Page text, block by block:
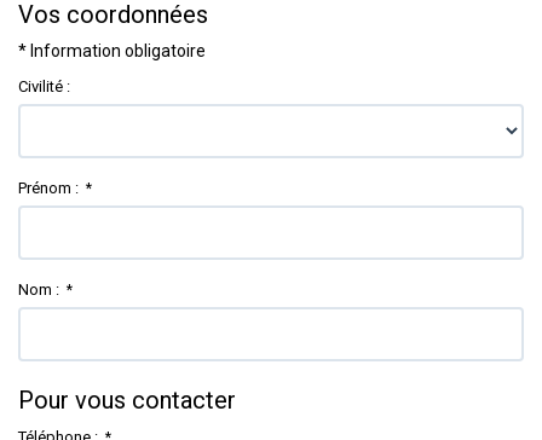
Vos coordonnées
* Information obligatoire
Civilité :
Prénom : *
Nom : *
Pour vous contacter